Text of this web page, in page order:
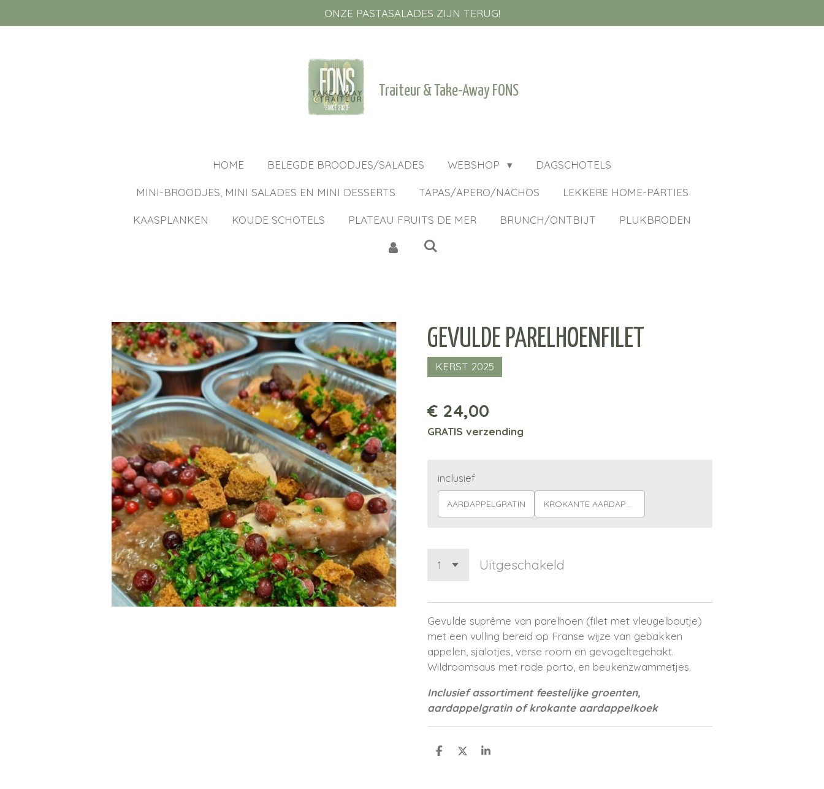
direct
ONZE PASTASALADES ZIJN TERUG!
Traiteur & Take-Away FONS
HOME BELEGDE BROODJES/SALADES WEBSHOP DAGSCHOTELS
MINI-BROODJES, MINI SALADES EN MINI DESSERTS TAPAS/APERO/NACHOS LEKKERE HOME-PARTIES
KAASPLANKEN KOUDE SCHOTELS PLATEAU FRUITS DE MER BRUNCH/ONTBIJT PLUKBRODEN
GEVULDE PARELHOENFILET
KERST 2025
€ 24,00
GRATIS verzending
inclusief
AARDAPPELGRATIN KROKANTE AARDAPPELKOEK
Uitgeschakeld
Gevulde suprême van parelhoen (filet met vleugelboutje)
met een vulling bereid op Franse wijze van gebakken
appelen, sjalotjes, verse room en gevogeltegehakt.
Wildroomsaus met rode porto, en beukenzwammetjes.
Inclusief assortiment feestelijke groenten,
aardappelgratin of krokante aardappelkoek
D
D
S